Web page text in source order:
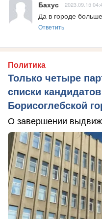
Бахус 2023.09.15
Да в городе
Ответить
Политика
Только четыре
списки
Борисоглебской
О завершении